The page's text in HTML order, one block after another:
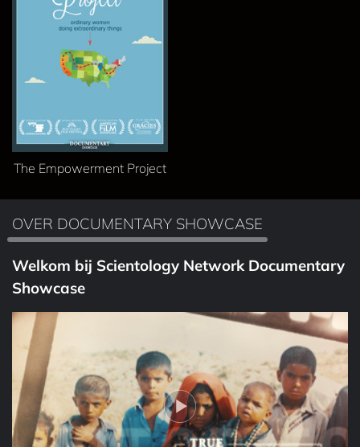
The Empowerment Project
OVER DOCUMENTARY SHOWCASE
Welkom bij Scientology Network Documentary
Showcase